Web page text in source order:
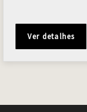
Ver detalhes